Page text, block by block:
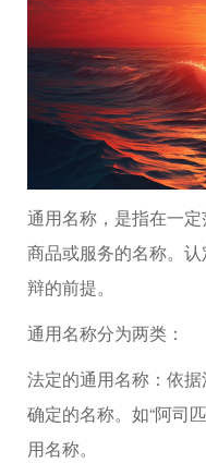
通用名称，是指在一
商品或服务的名称。
辩的前提。
通用名称分为两类：
法定的通用名称：依
确定的名称。如“阿司
用名称。